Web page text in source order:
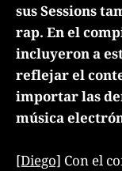
sus Sessions
rap. En el
incluyeron a
reflejar el
importar las
música
[Diego] Con el